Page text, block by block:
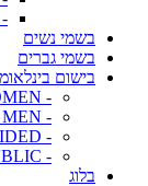
- Oil Free
בשמי נשים
בשמי גברים
בישום
- TUMI WOMEN
- TUMI MEN
- MISSGUIDED
- BANANA REPUBLIC
בלוג